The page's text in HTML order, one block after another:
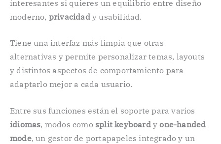
interesantes si quieres un equilibrio entre diseño
moderno, privacidady usabilidad.
Tiene una interfaz más limpia que otras
alternativas y permite personalizar temas, layouts
y distintos aspectos de comportamiento para
adaptarlo mejor a cada usuario.
Entre sus funciones están el soporte para varios
idiomas, modos como split keyboardyone-handed
mode, un gestor de portapapeles integrado y un